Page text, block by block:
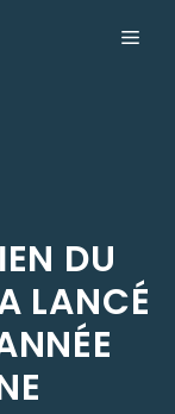
DU
LANCÉ